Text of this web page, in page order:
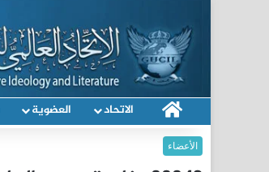
الرئيسيةالاتحاد العضوية
الأعضاء